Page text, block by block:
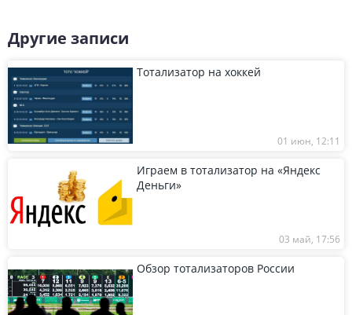
Другие записи
Тотализатор на хоккей
01 июн, 12:11
Играем в тотализатор на «Яндекс
Деньги»
03 май, 17:56
Обзор тотализаторов России